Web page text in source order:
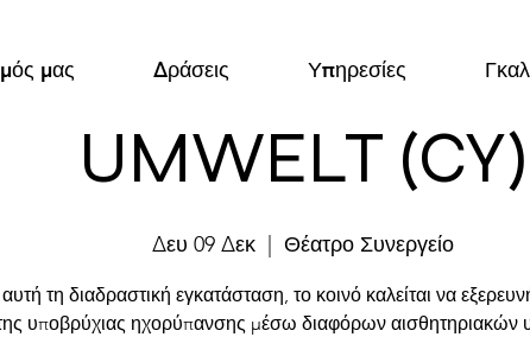
μας Δράσεις Υπηρεσίες
UMWELT (CY)
Δευ 09 Δεκ Θέατρο Συνεργείο
τη διαδραστική εγκατάσταση, το κοινό καλείται να
υποβρύχιας ηχορύπανσης μέσω διαφόρων αισθητηριακών